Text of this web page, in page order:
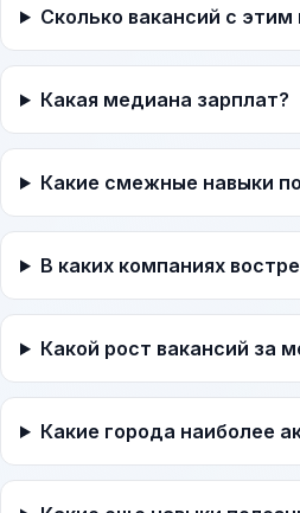
Сколько вакансий с этим
Какая медиана зарплат?
Какие смежные навыки
В каких компаниях
Какой рост вакансий за
Какие города наиболее